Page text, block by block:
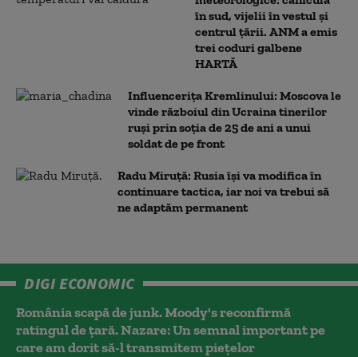
în sud, vijelii în vestul și
centrul țării. ANM a emis
trei coduri galbene
HARTĂ
Influencerița Kremlinului: Moscova le
vinde războiul din Ucraina tinerilor
ruși prin soția de 25 de ani a unui
soldat de pe front
Radu Miruță: Rusia își va modifica în
continuare tactica, iar noi va trebui să
ne adaptăm permanent
DIGI ECONOMIC
România scapă de junk. Moody's reconfirmă
ratingul de țară. Nazare: Un semnal important pe
care am dorit să-l transmitem piețelor